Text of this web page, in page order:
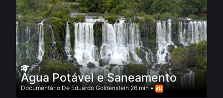
Água Potável e Saneamento
Documentário De Eduardo Goldenstein 26 min •